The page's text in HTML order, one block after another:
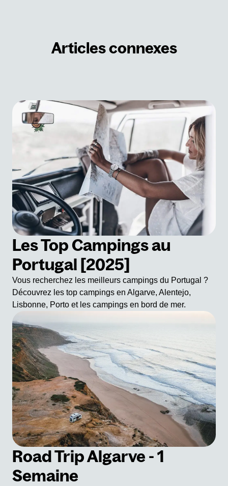
Articles connexes
Les Top Campings au
Portugal [2025]
Vous recherchez les meilleurs campings du Portugal ?
Découvrez les top campings en Algarve, Alentejo,
Lisbonne, Porto et les campings en bord de mer.
Road Trip Algarve - 1
Semaine